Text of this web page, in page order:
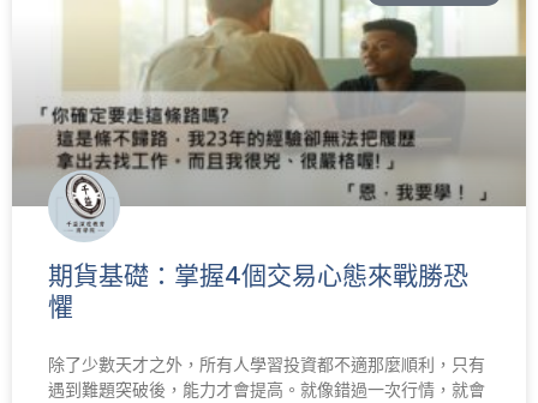
期貨基礎：掌握4個交易心態來戰勝恐
懼
除了少數天才之外，所有人學習投資都不適那麼順利，只有
遇到難題突破後，能力才會提高。就像錯過一次行情，就會